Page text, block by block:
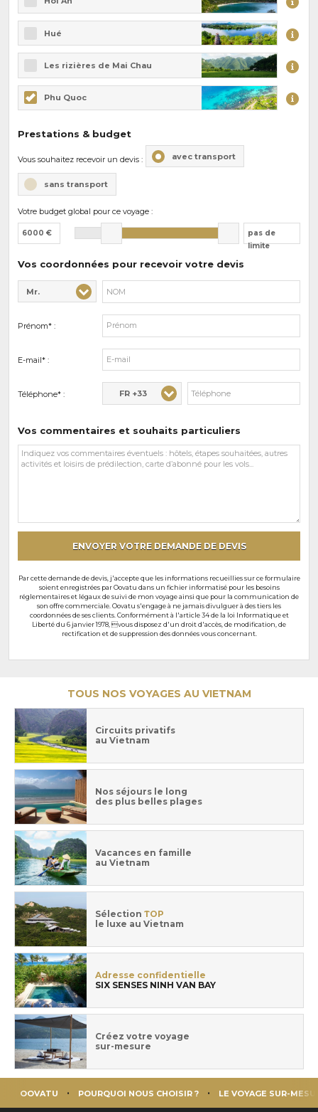
Hué
Les rizières de Mai Chau
Phu Quoc
Prestations & budget
Vous souhaitez recevoir un devis : avec transport
sans transport
Votre budget global pour ce voyage :
6000 €
pas de
limite
Vos coordonnées pour recevoir votre devis
Civilité* :
Mr.
Nom* :
Prénom* :
E-mail* :
Téléphone* : FR +33
Vos commentaires et souhaits particuliers
Vos
commentaires
ENVOYER VOTRE DEMANDE DE DEVIS
Par cette demande de devis, j'accepte que les informations recueillies sur ce formulaire
soient enregistrées par Oovatu dans un fichier informatisé pour les besoins
réglementaires et légaux de suivi de mon voyage ainsi que pour la communication de
son offre commerciale. Oovatu s'engage à ne jamais divulguer à des tiers les
coordonnées de ses clients. Conformément à l'article 34 de la loi Informatique et
Liberté du 6 janvier 1978, vous disposez d'un droit d'accès, de modification, de
rectification et de suppression des données vous concernant.
TOUS NOS VOYAGES AU VIETNAM
Circuits privatifs
au Vietnam
Nos séjours le long
des plus belles plages
Vacances en famille
au Vietnam
Sélection TOP
le luxe au Vietnam
Adresse confidentielle
SIX SENSES NINH VAN BAY
Créez votre voyage
sur-mesure
OOVATU POURQUOI NOUS CHOISIR ? LE VOYAGE SUR-